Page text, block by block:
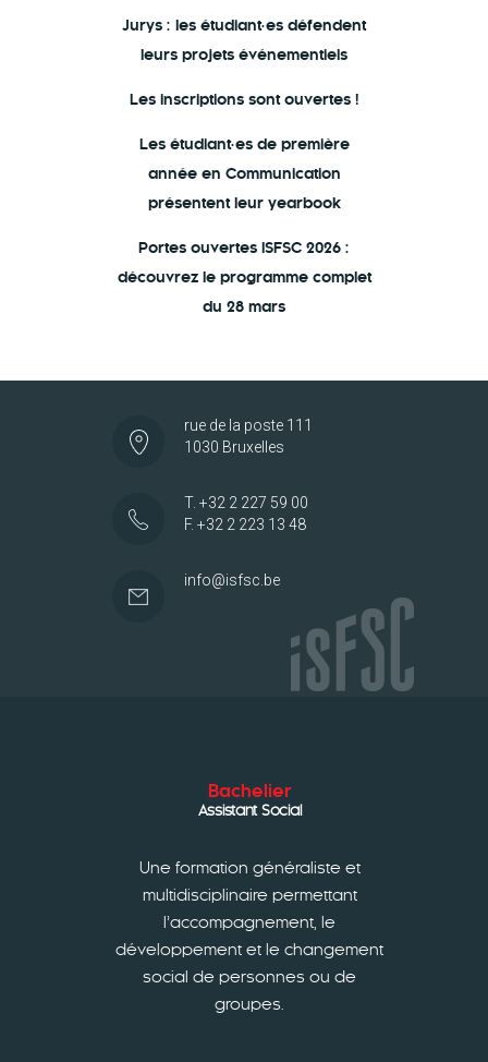
Jurys : les étudiant·es défendent
leurs projets événementiels
Les inscriptions sont ouvertes !
Les étudiant·es de première
année en Communication
présentent leur yearbook
Portes ouvertes ISFSC 2026 :
découvrez le programme complet
du 28 mars
rue de la poste 111
1030 Bruxelles
T. +32 2 227 59 00
F. +32 2 223 13 48
info@isfsc.be
Bachelier
Assistant Social
Une formation généraliste et
multidisciplinaire permettant
l’accompagnement, le
développement et le changement
social de personnes ou de
groupes.